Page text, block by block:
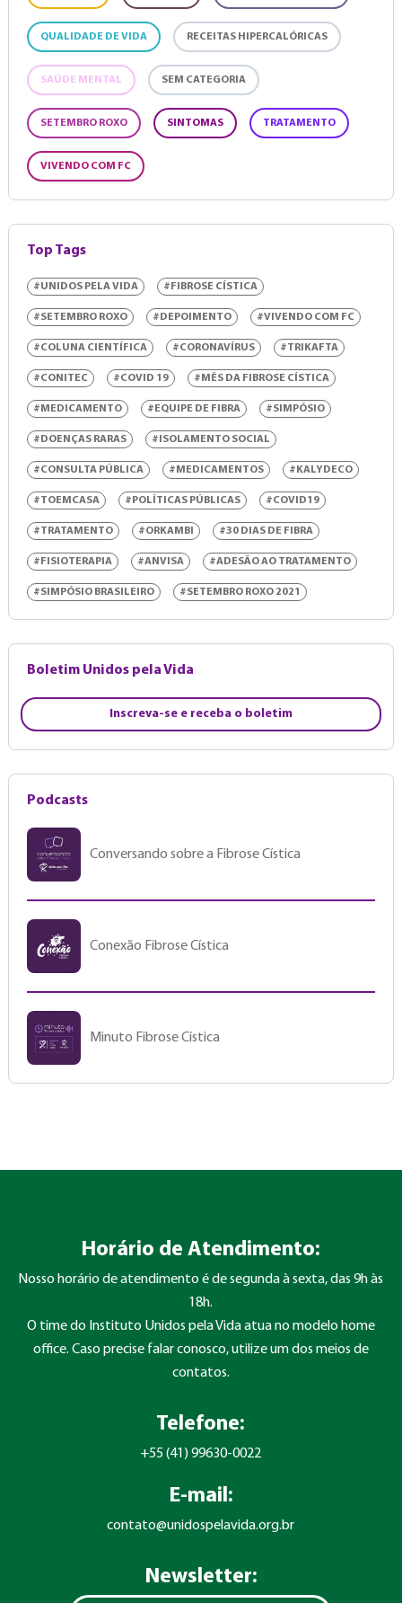
QUALIDADE DE VIDA RECEITAS HIPERCALÓRICAS
SAÚDE MENTAL SEM CATEGORIA
SETEMBRO ROXO SINTOMAS TRATAMENTO
VIVENDO COM FC
Top Tags
#UNIDOS PELA VIDA #FIBROSE CÍSTICA
#SETEMBRO ROXO #DEPOIMENTO #VIVENDO COM FC
#COLUNA CIENTÍFICA #CORONAVÍRUS #TRIKAFTA
#CONITEC #COVID 19 #MÊS DA FIBROSE CÍSTICA
#MEDICAMENTO #EQUIPE DE FIBRA #SIMPÓSIO
#DOENÇAS RARAS #ISOLAMENTO SOCIAL
#CONSULTA PÚBLICA #MEDICAMENTOS #KALYDECO
#TOEMCASA #POLÍTICAS PÚBLICAS #COVID19
#TRATAMENTO #ORKAMBI #30 DIAS DE FIBRA
#FISIOTERAPIA #ANVISA #ADESÃO AO TRATAMENTO
#SIMPÓSIO BRASILEIRO #SETEMBRO ROXO 2021
Boletim Unidos pela Vida
Inscreva-se e receba o boletim
Podcasts
Conversando sobre a Fibrose Cística
Conexão Fibrose Cística
Minuto Fibrose Cística
Horário de Atendimento:
Nosso horário de atendimento é de segunda à sexta, das 9h às
18h.
O time do Instituto Unidos pela Vida atua no modelo home
office. Caso precise falar conosco, utilize um dos meios de
contatos.
Telefone:
+55 (41) 99630-0022
E-mail:
contato@unidospelavida.org.br
Newsletter: